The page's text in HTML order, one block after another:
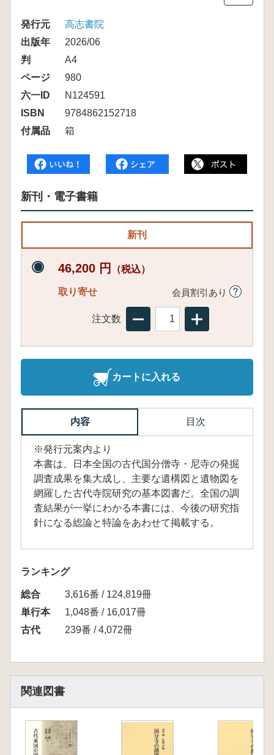
発行元
高志書院
出版年
2026/06
判
A4
ページ
980
六一ID
N124591
ISBN
9784862152718
付属品
箱
新刊・電子書籍
新刊
46,200 円 （税込）
取り寄せ 会員割引あり
注文数
カートに入れる
内容 目次
※発行元案内より
本書は、日本全国の古代国分僧寺・尼寺の発掘
調査成果を集大成し、主要な遺構図と遺物図を
網羅した古代寺院研究の基本図書だ。全国の調
査結果が一挙にわかる本書には、今後の研究指
針になる総論と特論をあわせて掲載する。
ランキング
総合
3,616番 / 124,819冊
単行本
1,048番 / 16,017冊
古代
239番 / 4,072冊
関連図書